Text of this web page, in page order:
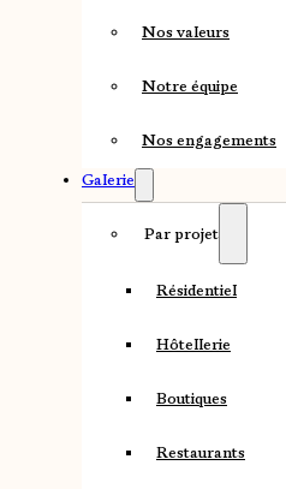
Nos valeurs
Notre équipe
Nos engagements
Galerie
Par projet
Résidentiel
Hôtellerie
Boutiques
Restaurants